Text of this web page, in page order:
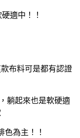
適中！！
布料可是都有認證
躺起來也是軟硬適
色為主！！